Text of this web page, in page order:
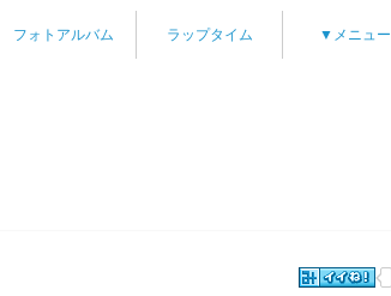
フォトアルバム ラップタイム ▼メニュー